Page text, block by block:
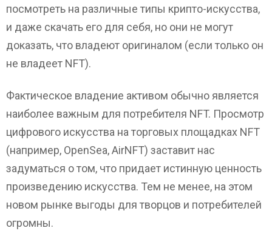
посмотреть на различные типы крипто-искусства,
и даже скачать его для себя, но они не могут
доказать, что владеют оригиналом (если только он
не владеет NFT).
Фактическое владение активом обычно является
наиболее важным для потребителя NFT. Просмотр
цифрового искусства на торговых площадках NFT
(например, OpenSea, AirNFT) заставит нас
задуматься о том, что придает истинную ценность
произведению искусства. Тем не менее, на этом
новом рынке выгоды для творцов и потребителей
огромны.